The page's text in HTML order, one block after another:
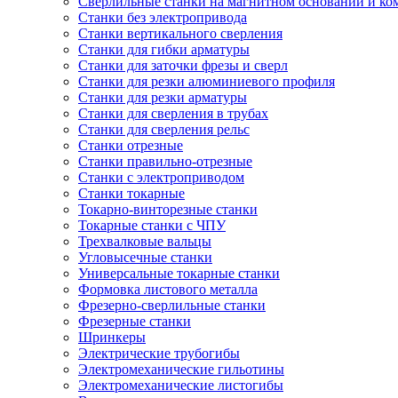
Станки без электропривода
Станки вертикального сверления
Станки для гибки арматуры
Станки для заточки фрезы и сверл
Станки для резки алюминиевого профиля
Станки для резки арматуры
Станки для сверления в трубах
Станки для сверления рельс
Станки отрезные
Станки правильно-отрезные
Станки с электроприводом
Станки токарные
Токарно-винторезные станки
Токарные станки с ЧПУ
Трехвалковые вальцы
Угловысечные станки
Универсальные токарные станки
Формовка листового металла
Фрезерно-сверлильные станки
Фрезерные станки
Шринкеры
Электрические трубогибы
Электромеханические гильотины
Электромеханические листогибы